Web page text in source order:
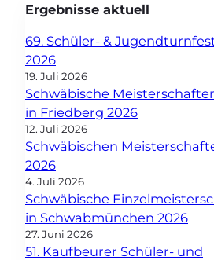
Ergebnisse aktuell
69. Schüler- &
2026
19. Juli 2026
Schwäbische
in Friedberg 2026
12. Juli 2026
Schwäbischen
2026
4. Juli 2026
Schwäbische
in Schwabmünchen 2026
27. Juni 2026
51. Kaufbeurer Schüler- und